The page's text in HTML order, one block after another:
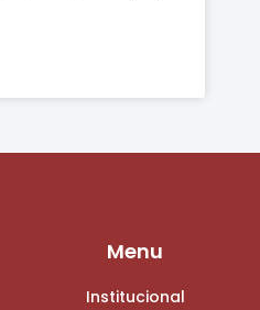
Menu
Institucional